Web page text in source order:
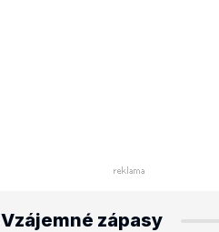
Vzájemné zápasy